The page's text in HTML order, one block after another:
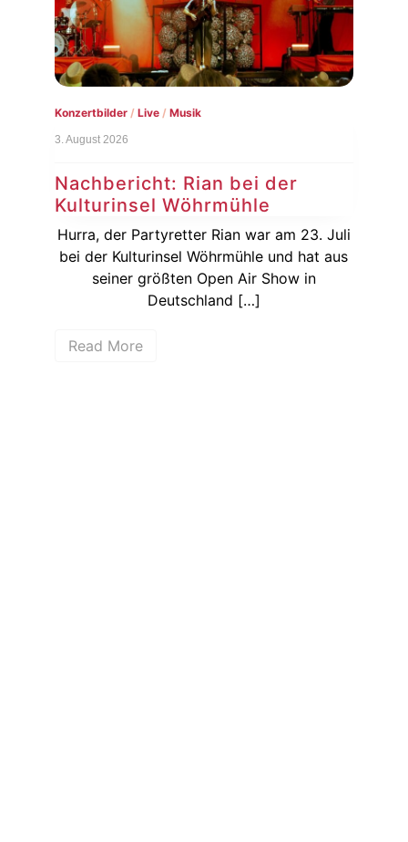
Konzertbilder/ Live/ Musik
3. August 2026
Nachbericht: Rian bei der
Kulturinsel Wöhrmühle
Hurra, der Partyretter Rian war am 23. Juli
bei der Kulturinsel Wöhrmühle und hat aus
seiner größten Open Air Show in
Deutschland […]
Read More